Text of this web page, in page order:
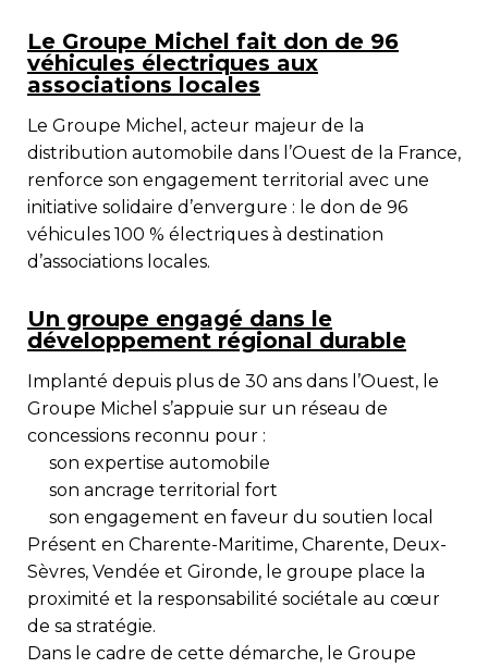
Le Groupe Michel fait don de 96
véhicules électriques aux
associations locales
Le Groupe Michel , acteur majeur de la
distribution automobile dans l’Ouest de la France,
renforce son engagement territorial avec une
initiative solidaire d’envergure : le don de 96
véhicules 100 % électriques à destination
d’associations locales.
Un groupe engagé dans le
développement régional durable
Implanté depuis plus de 30 ans dans l’Ouest, le
Groupe Michel s’appuie sur un réseau de
concessions reconnu pour :
son expertise automobile
son ancrage territorial fort
son engagement en faveur du soutien local
Présent en Charente-Maritime, Charente, Deux-
Sèvres, Vendée et Gironde, le groupe place la
proximité et la responsabilité sociétale au cœur
de sa stratégie.
Dans le cadre de cette démarche, le Groupe